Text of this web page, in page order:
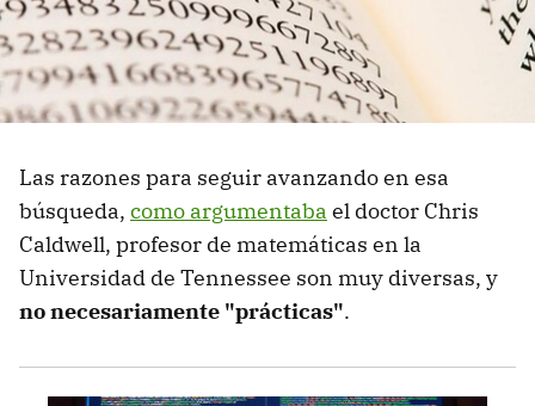
Las razones para seguir avanzando en esa
búsqueda, como argumentaba el doctor Chris
Caldwell, profesor de matemáticas en la
Universidad de Tennessee son muy diversas, y
no necesariamente "prácticas".